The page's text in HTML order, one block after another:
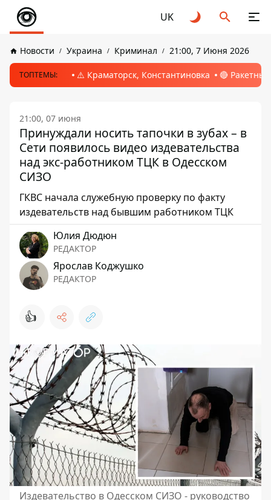
UK
Новости Украина Криминал 21:00, 7 Июня 2026
ТОПТЕМЫ: ⚠️ Краматорск, Константиновка 🔴
21:00, 07 июня
Принуждали носить тапочки в зубах – в
Сети появилось видео издевательства
над экс-работником ТЦК в Одесском
СИЗО
ГКВС начала служебную проверку по факту
издевательств над бывшим работником ТЦК
Юлия Дюдюн
РЕДАКТОР
Ярослав Коджушко
РЕДАКТОР
👍
Издевательство в Одесском СИЗО - руководство